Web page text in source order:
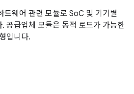
드웨어 관련 모듈로 SoC 및 기기별
공급업체 모듈은 동적 로드가 가능한
입니다.